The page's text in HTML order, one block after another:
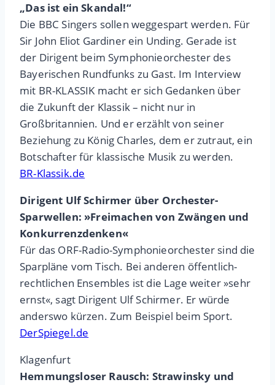
„Das ist ein Skandal!“
Die BBC Singers sollen weggespart werden. Für
Sir John Eliot Gardiner ein Unding. Gerade ist
der Dirigent beim Symphonieorchester des
Bayerischen Rundfunks zu Gast. Im Interview
mit BR-KLASSIK macht er sich Gedanken über
die Zukunft der Klassik – nicht nur in
Großbritannien. Und er erzählt von seiner
Beziehung zu König Charles, dem er zutraut, ein
Botschafter für klassische Musik zu werden.
BR-Klassik.de
Dirigent Ulf Schirmer über Orchester-
Sparwellen: »Freimachen von Zwängen und
Konkurrenzdenken«
Für das ORF-Radio-Symphonieorchester sind die
Sparpläne vom Tisch. Bei anderen öffentlich-
rechtlichen Ensembles ist die Lage weiter »sehr
ernst«, sagt Dirigent Ulf Schirmer. Er würde
anderswo kürzen. Zum Beispiel beim Sport.
DerSpiegel.de
Klagenfurt
Hemmungsloser Rausch: Strawinsky und